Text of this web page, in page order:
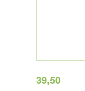
39,50